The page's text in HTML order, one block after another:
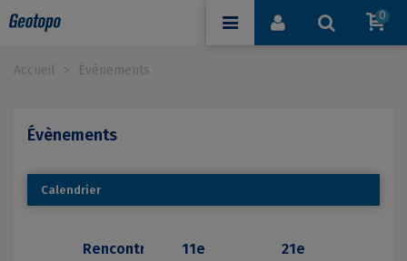
0
Accueil > Évènements
Évènements
Calendrier
Rencontres
11e
21e